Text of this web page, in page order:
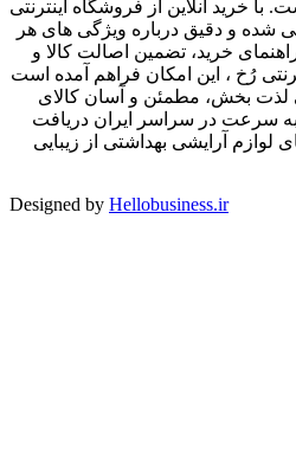
خرید آنلاین از فروشگاه اینترنتی
شده و دقیق درباره ویژگی های هر
خرید، تضمین اصالت کالا و
رُخ ، این امکان فراهم آمده است
لذت بخش، مطمئن و آسان کالای
به سرعت در سراسر ایران دریافت
لوازم آرایشی بهداشتی از زیبایی
Designed by Hellobusiness.ir